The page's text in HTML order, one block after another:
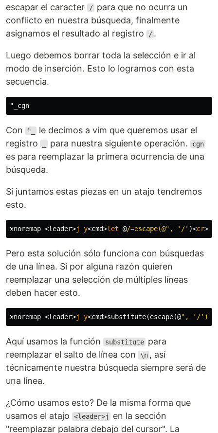
escapar el caracter
/ para que no ocurra un
conflicto en nuestra búsqueda, finalmente
asignamos el resultado al registro
/ .
Luego debemos borrar toda la selección e ir al
modo de inserción. Esto lo logramos con esta
secuencia.
Con "_
le decimos a vim que queremos usar el
registro
para nuestra siguiente operación. cgn
es para reemplazar la primera ocurrencia de una
búsqueda.
Si juntamos estas piezas en un atajo tendremos
esto.
xnoremap <leader>j y<cmd>let @/=escape(@", '/' )<cr>
Pero esta solución sólo funciona con búsquedas
de una línea. Si por alguna razón quieren
reemplazar una selección de múltiples líneas
deben hacer esto.
xnoremap <leader>j y<cmd>substitute(escape(@", '/'),
Aquí usamos la función substitute para
reemplazar el salto de línea con
\n , así
técnicamente nuestra búsqueda siempre será de
una línea.
¿Cómo usamos esto? De la misma forma que
usamos el atajo
<leader>j
en la sección
"reemplazar palabra debajo del cursor". La